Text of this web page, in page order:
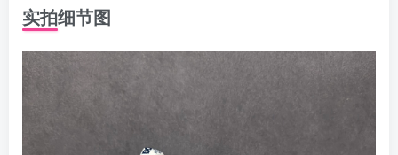
实拍细节图